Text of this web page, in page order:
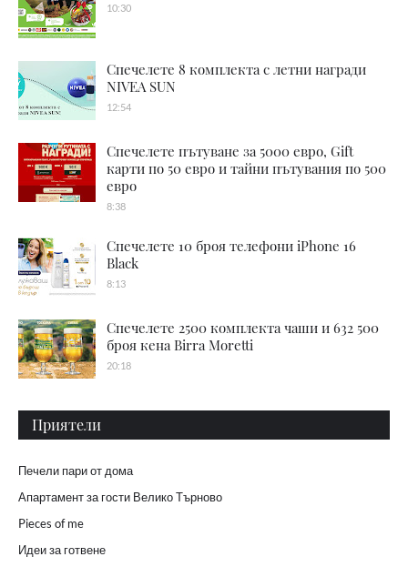
10:30
Спечелете 8 комплекта с летни награди
NIVEA SUN
12:54
Спечелете пътуване за 5000 евро, Gift
карти по 50 евро и тайни пътувания по 500
евро
8:38
Спечелете 10 броя телефони iPhone 16
Black
8:13
Спечелете 2500 комплекта чаши и 632 500
броя кена Birra Moretti
20:18
Приятели
Печели пари от дома
Апартамент за гости Велико Търново
Pieces of me
Идеи за готвене